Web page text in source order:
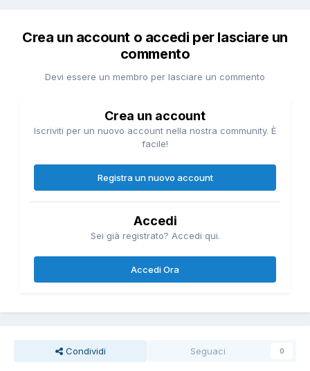
Crea un account o accedi per lasciare un
commento
Devi essere un membro per lasciare un commento
Crea un account
Iscriviti per un nuovo account nella nostra community. È
facile!
Registra un nuovo account
Accedi
Sei già registrato? Accedi qui.
Accedi Ora
Condividi Seguaci 0